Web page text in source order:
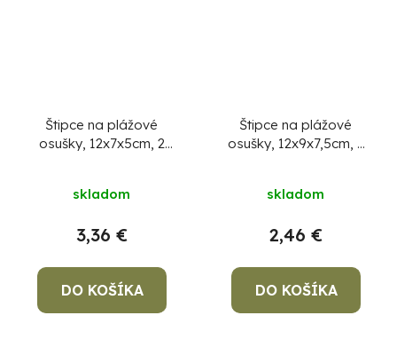
Štipce na plážové
osušky, 12x7x5cm, 2
skladom
3,36 €
DO KOŠÍKA
Štipce na plážové
osušky, 12x9x7,5cm, 2
skladom
2,46 €
DO KOŠÍKA